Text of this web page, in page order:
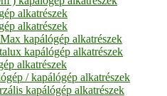
alkatrészek
alkatrészek
kapálógép alkatrészek
kapálógép alkatrészek
alkatrészek
/ kapálógép alkatrészek
kapálógép alkatrészek